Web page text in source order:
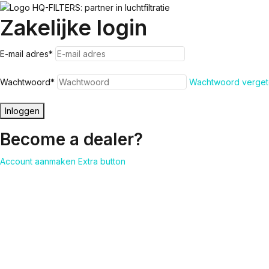
Zakelijke login
E-mail adres*
Wachtwoord* Wachtwoord
Inloggen
Become a dealer?
Account aanmaken Extra button